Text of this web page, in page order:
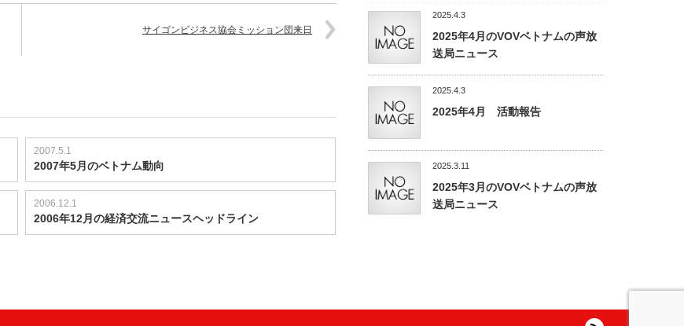
サイゴンビジネス協会ミッション団来日
2007.5.1
2007年5月のベトナム動向
2006.12.1
2006年12月の経済交流ニュースヘッドライン
2025.4.3
2025年4月のVOVベトナムの声放
送局ニュース
2025.4.3
2025年4月 活動報告
2025.3.11
2025年3月のVOVベトナムの声放
送局ニュース